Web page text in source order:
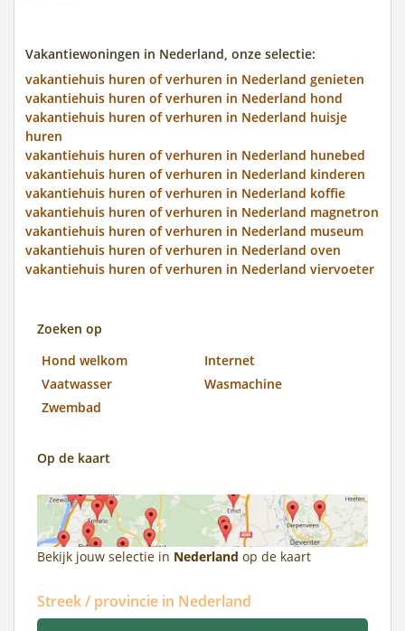
Vakantiewoningen in Nederland, onze selectie:
vakantiehuis huren of verhuren in Nederland genieten
vakantiehuis huren of verhuren in Nederland hond
vakantiehuis huren of verhuren in Nederland huisje
huren
vakantiehuis huren of verhuren in Nederland hunebed
vakantiehuis huren of verhuren in Nederland kinderen
vakantiehuis huren of verhuren in Nederland koffie
vakantiehuis huren of verhuren in Nederland magnetron
vakantiehuis huren of verhuren in Nederland museum
vakantiehuis huren of verhuren in Nederland oven
vakantiehuis huren of verhuren in Nederland viervoeter
Zoeken op
Hond welkom
Internet
Vaatwasser
Wasmachine
Zwembad
Op de kaart
Bekijk jouw selectie in Nederland op de kaart
Streek / provincie in Nederland